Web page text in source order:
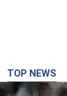
TOP NEWS